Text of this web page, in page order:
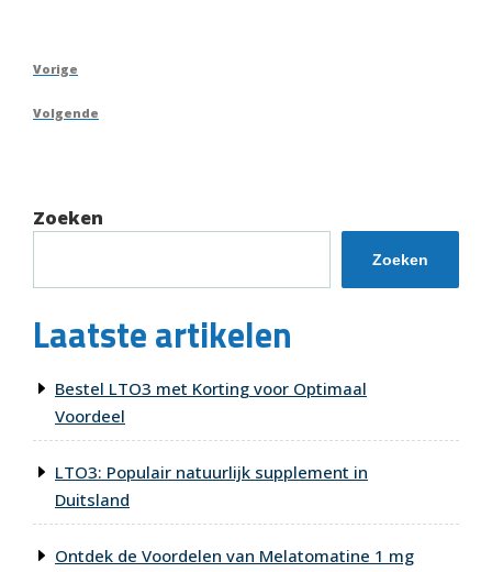
Berichtnavigatie
Vorig
Vorige
Volgend
Volgende
Zoeken
Zoeken
Laatste artikelen
Bestel LTO3 met Korting voor Optimaal
Voordeel
LTO3: Populair natuurlijk supplement in
Duitsland
Ontdek de Voordelen van Melatomatine 1 mg